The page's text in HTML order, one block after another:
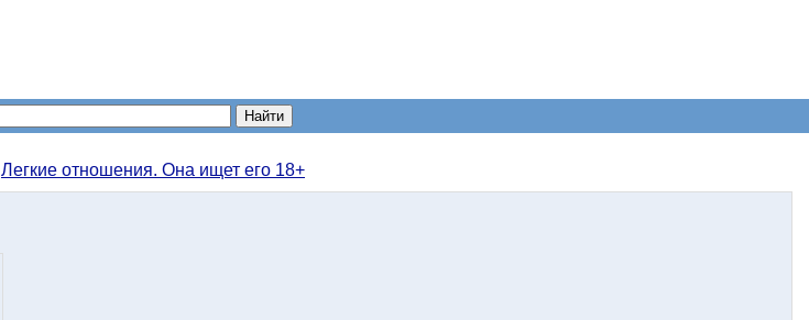
Легкие отношения. Она ищет его 18+